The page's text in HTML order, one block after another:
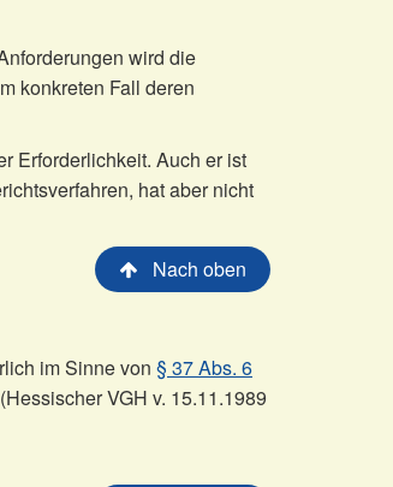
wird die
konkreten Fall deren
Erforderlichkeit. Auch er ist
hat aber nicht
Nach oben
im Sinne von § 37 Abs. 6
VGH v. 15.11.1989